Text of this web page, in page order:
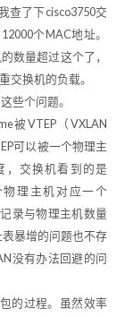
查了下cisco3750交
个MAC地址。
数量超过这个了，
交换机的负载。
些个问题。
被VTEP（VXLAN
可以被一个物理主
，交换机看到的是
物理主机对应一个
录与物理主机数量
暴增的问题也不存
没有办法回避的问
的过程。虽然效率